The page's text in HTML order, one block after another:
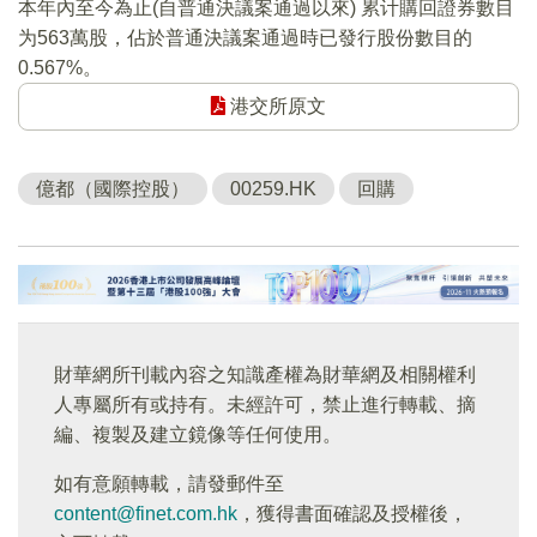
本年內至今為止(自普通決議案通過以來) 累计購回證券數目
为563萬股，佔於普通決議案通過時已發行股份數目的
0.567%。
港交所原文
億都（國際控股） 00259.HK 回購
財華網所刊載內容之知識產權為財華網及相關權利
人專屬所有或持有。未經許可，禁止進行轉載、摘
編、複製及建立鏡像等任何使用。
如有意願轉載，請發郵件至
content@finet.com.hk ，獲得書面確認及授權後，